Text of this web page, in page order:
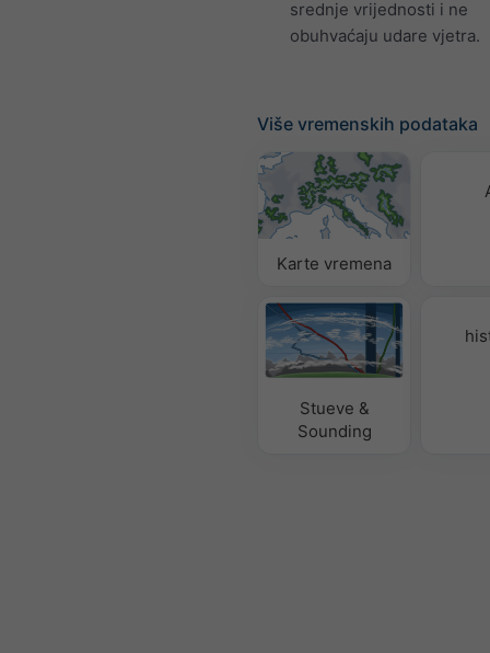
srednje vrijednosti i ne
obuhvaćaju udare vjetra.
Više vremenskih podataka
Karte vremena
Stueve &
Sounding